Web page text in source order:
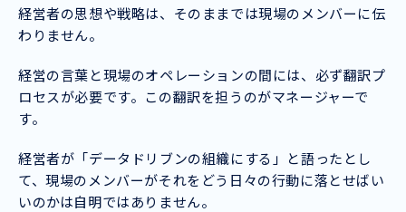
経営者の思想や戦略は、そのままでは現場のメンバーに伝
わりません。
経営の言葉と現場のオペレーションの間には、必ず翻訳プ
ロセスが必要です。この翻訳を担うのがマネージャーで
す。
経営者が「データドリブンの組織にする」と語ったとし
て、現場のメンバーがそれをどう日々の行動に落とせばい
いのかは自明ではありません。